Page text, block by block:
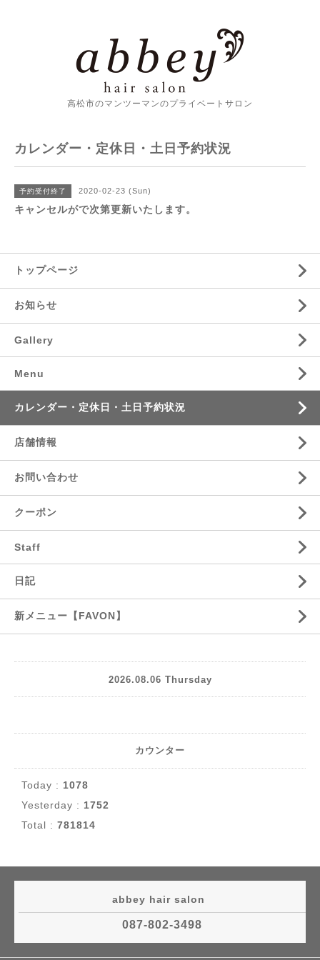
高松市のマンツーマンのプライベートサロン
カレンダー・定休日・土日予約状況
予約受付終了 2020-02-23 (Sun)
キャンセルがで次第更新いたします。
トップページ
お知らせ
Gallery
Menu
カレンダー・定休日・土日予約状況
店舗情報
お問い合わせ
クーポン
Staff
日記
新メニュー【FAVON】
2026.08.06 Thursday
カウンター
Today : 1078
Yesterday : 1752
Total : 781814
abbey hair salon
087-802-3498